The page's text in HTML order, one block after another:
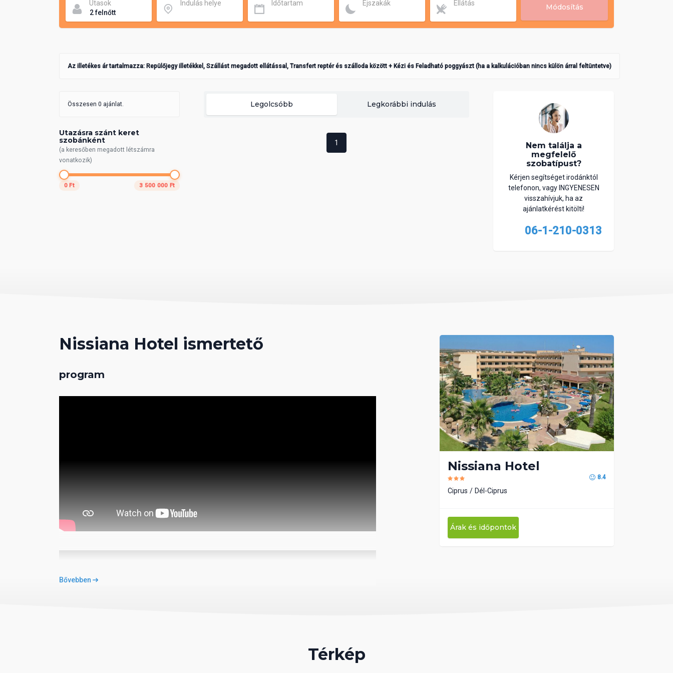
Utasok Indulás helye Időtartam Éjszakák Ellátás Módosítás
Az illetékes ár tartalmazza: Repülőjegy illetékkel, Szállást megadott ellátással, Transfert reptér és szálloda között + Kézi és Feladható poggyászt (ha a kalkulációban nincs külön árral feltüntetve)
Összesen 0 ajánlat.
Utazásra szánt keret
szobánként
(a keresőben megadott létszámra
vonatkozik)
0 Ft 3 500 000 Ft
Legolcsóbb Legkorábbi indulás
1
Nem találja a
megfelelő
szobatípust?
Kérjen segítséget irodánktól
telefonon, vagy INGYENESEN
visszahívjuk, ha az
ajánlatkérést kitölti!
06-1-210-0313
Nissiana Hotel ismertető
program
Bővebben
Nissiana Hotel
8.4
Ciprus Dél-Ciprus
Árak és időpontok
Térkép